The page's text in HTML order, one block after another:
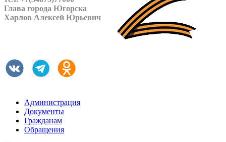
Глава города Югорска
Харлов Алексей Юрьевич
Администрация
Документы
Гражданам
Обращения